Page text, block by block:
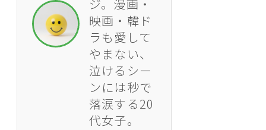
ジ。漫画・
映画・韓ド
ラも愛して
やまない、
泣けるシー
ンには秒で
落涙する20
代女子。